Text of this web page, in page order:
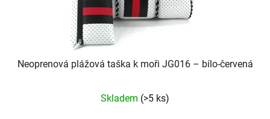
Neoprenová plážová taška k moři JG016 – bílo-červená
Skladem (>5 ks)